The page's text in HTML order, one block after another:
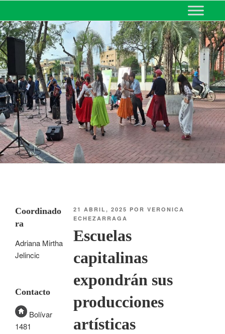
MINISTERIO DE EDUCACIÓN
DE CORRIENTES
21 ABRIL, 2025 PORVERONICA
ECHEZARRAGA
Escuelas
capitalinas
expondrán sus
producciones
artísticas
Coordinado
ra
Adriana Mirtha
Jelincic
Contacto
Bolívar
1481